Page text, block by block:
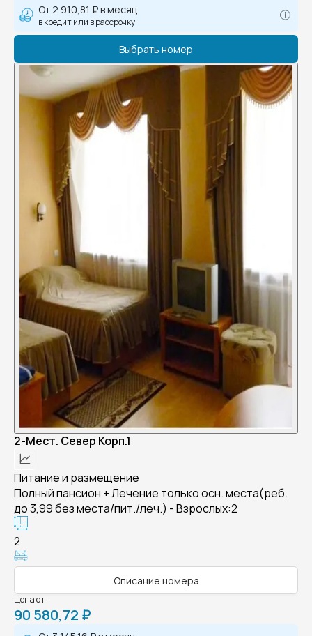
От2 910,81 ₽в месяц
в кредит или в рассрочку
Выбрать номер
2-Мест. Север Корп.1
Питание и размещение
Полный пансион + Лечение только осн. места(реб.
до 3,99 без места/пит./леч.) - Взрослых:2
2
Описание номера
Цена от
90 580,72 ₽